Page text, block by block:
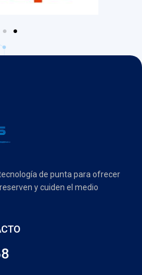
de punta para ofrecer
y cuiden el medio